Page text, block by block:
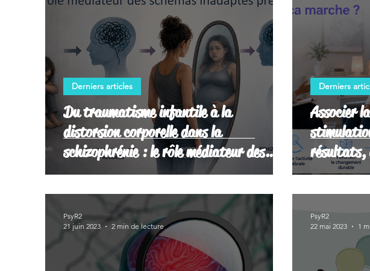
Du traumatisme infantile à la
distorsion corporelle dans la
schizophrénie : le rôle médiateur des
schémas inadaptés précoces
Derniers articles
Associer
résultats,
Derniers
PsyR2
21 juin 2023
2 min de lecture
PsyR2
22 mai 2023
1